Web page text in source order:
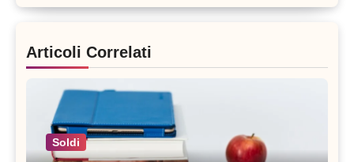
Articoli Correlati
Soldi